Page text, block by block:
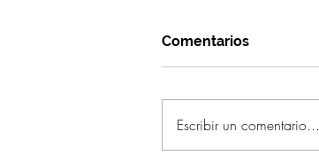
Comentarios
Escribir un comentario...